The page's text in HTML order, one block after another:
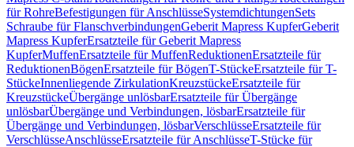
für RohreBefestigungen für AnschlüsseSystemdichtungenSets
Schraube für FlanschverbindungenGeberit Mapress KupferGeberit
Mapress KupferErsatzteile für Geberit Mapress
KupferMuffenErsatzteile für MuffenReduktionenErsatzteile für
ReduktionenBögenErsatzteile für BögenT-StückeErsatzteile für T-
StückeInnenliegende ZirkulationKreuzstückeErsatzteile für
KreuzstückeÜbergänge unlösbarErsatzteile für Übergänge
unlösbarÜbergänge und Verbindungen, lösbarErsatzteile für
Übergänge und Verbindungen, lösbarVerschlüsseErsatzteile für
VerschlüsseAnschlüsseErsatzteile für AnschlüsseT-Stücke für